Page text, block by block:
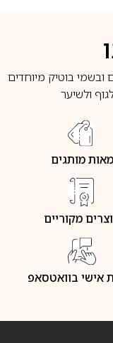
בוטיק מיוחדים
ולשיער
מאות מותגים
מקוריים
אישי בוואטסאפ